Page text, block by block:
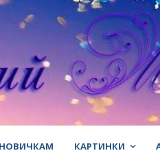
КАРТИНКИ